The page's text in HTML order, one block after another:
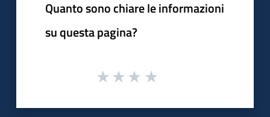
Quanto sono chiare le informazioni
su questa pagina?